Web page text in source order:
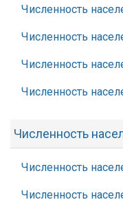
Численность
Численность
Численность
Численность
Численность
Численность
Численность